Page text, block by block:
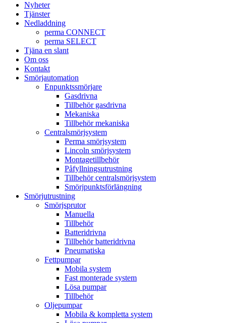
Nyheter
Tjänster
Nedladdning
perma CONNECT
perma SELECT
Tjäna en slant
Om oss
Kontakt
Smörjautomation
Enpunktssmörjare
Gasdrivna
Tillbehör gasdrivna
Mekaniska
Tillbehör mekaniska
Centralsmörjsystem
Perma smörjsystem
Lincoln smörjsystem
Montagetillbehör
Påfyllningsutrustning
Tillbehör centralsmörjsystem
Smörjpunktsförlängning
Smörjutrustning
Smörjsprutor
Manuella
Tillbehör
Batteridrivna
Tillbehör batteridrivna
Pneumatiska
Fettpumpar
Mobila system
Fast monterade system
Lösa pumpar
Tillbehör
Oljepumpar
Mobila & kompletta system